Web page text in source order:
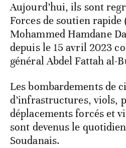
Aujourd’hui, ils sont
Forces de soutien rapide
Mohammed Hamdane
depuis le 15 avril 2023
général Abdel Fattah al-
Les bombardements de
d’infrastructures, viols,
déplacements forcés et
sont devenus le
Soudanais.